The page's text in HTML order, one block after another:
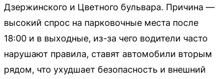
Дзержинского и Цветного бульвара. Причина —
высокий спрос на парковочные места после
18:00 и в выходные, из-за чего водители часто
нарушают правила, ставят автомобили вторым
рядом, что ухудшает безопасность и внешний